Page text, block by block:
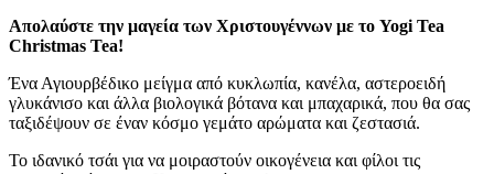
Απολαύστε την μαγεία των Χριστουγέννων με το Yogi Tea
Christmas Tea!
Ένα Αγιουρβέδικο μείγμα από κυκλωπία, κανέλα, αστεροειδή
γλυκάνισο και άλλα βιολογικά βότανα και μπαχαρικά, που θα σας
ταξιδέψουν σε έναν κόσμο γεμάτο αρώματα και ζεστασιά.
Το ιδανικό τσάι για να μοιραστούν οικογένεια και φίλοι τις